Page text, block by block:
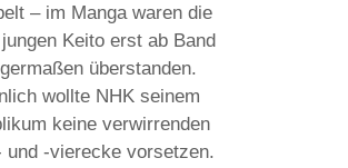
– im Manga waren die
Keito erst ab Band
überstanden.
wollte NHK seinem
keine verwirrenden
und -vierecke vorsetzen.